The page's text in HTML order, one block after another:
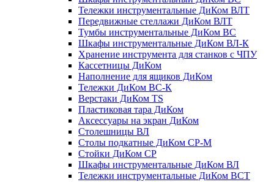
Тележки инструментальные ДиКом ВЛТ
Передвижные стеллажи ДиКом ВЛТ
Тумбы инструментальные ДиКом ВС
Шкафы инструментальные ДиКом ВЛ-К
Хранение инструмента для станков с ЧПУ
Кассетницы ДиКом
Наполнение для ящиков ДиКом
Тележки ДиКом ВС-К
Верстаки ДиКом TS
Пластиковая тара ДиКом
Аксессуары на экран ДиКом
Столешницы ВЛ
Столы подкатные ДиКом СР-М
Стойки ДиКом СР
Шкафы инструментальные ДиКом ВЛ
Тележки инструментальные ДиКом ВСТ